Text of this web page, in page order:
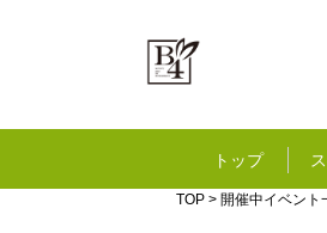
トップ
TOP > 開催中イベント